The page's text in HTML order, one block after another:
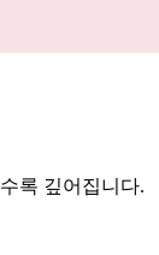
록 깊어집니다.